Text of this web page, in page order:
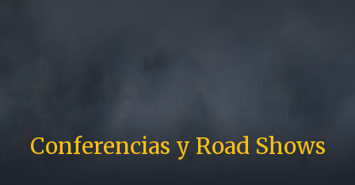
Conferencias y Road Shows